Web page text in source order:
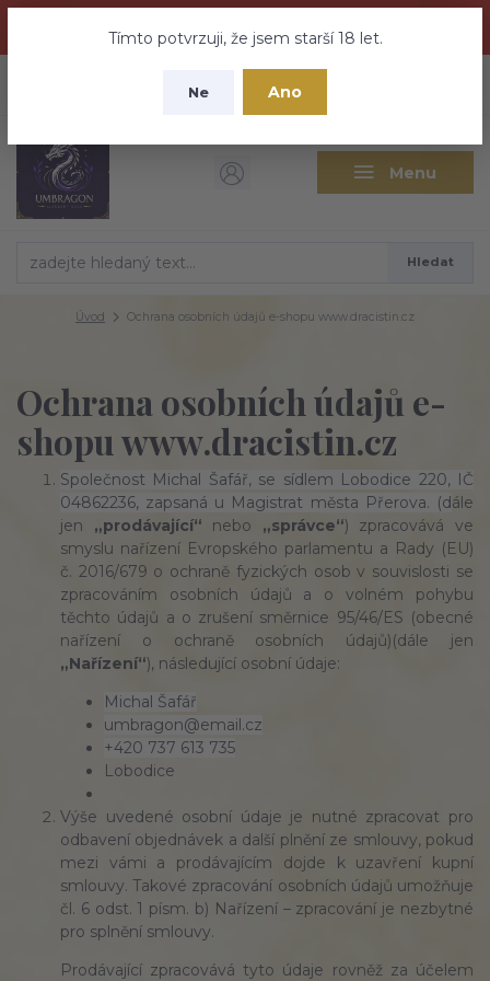
nebuďte vyděšeni zde najdete vše a ještě mnohem víc
Tímto potvrzuji, že jsem starší 18 let.
Ne Ano
Menu
CZK
Hledat
Úvod Ochrana osobních údajů e-shopu www.dracistin.cz
Ochrana osobních údajů e-
shopu www.dracistin.cz
Společnost Michal Šafář, se sídlem Lobodice 220, IČ
04862236, zapsaná u Magistrat města Přerova. (dále
jen „prodávající“ nebo „správce“) zpracovává ve
smyslu nařízení Evropského parlamentu a Rady (EU)
č. 2016/679 o ochraně fyzických osob v souvislosti se
zpracováním osobních údajů a o volném pohybu
těchto údajů a o zrušení směrnice 95/46/ES (obecné
nařízení o ochraně osobních údajů)(dále jen
„Nařízení“), následující osobní údaje:
Michal Šafář
umbragon@email.cz
+420 737 613 735
Lobodice
Výše uvedené osobní údaje je nutné zpracovat pro
odbavení objednávek a další plnění ze smlouvy, pokud
mezi vámi a prodávajícím dojde k uzavření kupní
smlouvy. Takové zpracování osobních údajů umožňuje
čl. 6 odst. 1 písm. b) Nařízení – zpracování je nezbytné
pro splnění smlouvy.
Prodávající zpracovává tyto údaje rovněž za účelem